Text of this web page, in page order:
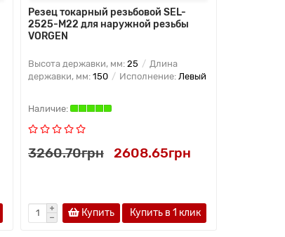
Резец токарный резьбовой SEL-
2525-M22 для наружной резьбы
VORGEN
Высота державки, мм: 25
Длина
державки, мм: 150 Исполнение: Левый
3260.70грн 2608.65грн
Купить Купить в 1 клик